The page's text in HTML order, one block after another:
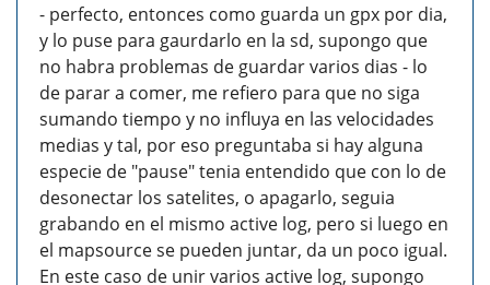
- perfecto, entonces como guarda un gpx por dia,
y lo puse para gaurdarlo en la sd, supongo que
no habra problemas de guardar varios dias - lo
de parar a comer, me refiero para que no siga
sumando tiempo y no influya en las velocidades
medias y tal, por eso preguntaba si hay alguna
especie de "pause" tenia entendido que con lo de
desonectar los satelites, o apagarlo, seguia
grabando en el mismo active log, pero si luego en
el mapsource se pueden juntar, da un poco igual.
En este caso de unir varios active log, supongo